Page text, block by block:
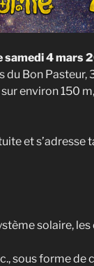
samedi 4 mars
du Bon Pasteur,
environ 150
et s’adresse
solaire, les
sous forme de